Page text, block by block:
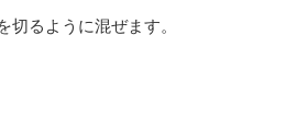
るように混ぜます。